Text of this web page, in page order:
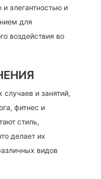
элегантностью и
для
воздействия во
и занятий,
фитнес и
стиль,
делает их
видов